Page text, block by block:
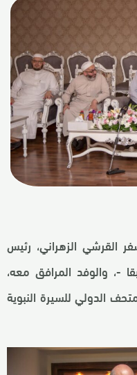
القرشي الزهراني، رئيس
-، والوفد المرافق معه،
الدولي للسيرة النبوية